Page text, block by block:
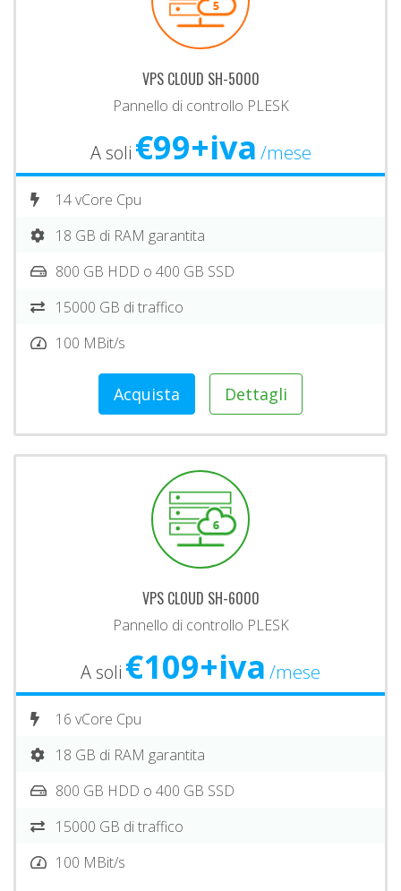
VPS CLOUD SH-5000
Pannello di controllo PLESK
A soli €99+iva /mese
14 vCore Cpu
18 GB di RAM garantita
800 GB HDD o 400 GB SSD
15000 GB di traffico
100 MBit/s
Acquista Dettagli
VPS CLOUD SH-6000
Pannello di controllo PLESK
A soli €109+iva /mese
16 vCore Cpu
18 GB di RAM garantita
800 GB HDD o 400 GB SSD
15000 GB di traffico
100 MBit/s